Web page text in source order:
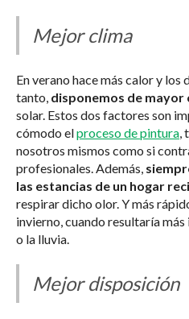
Mejor clima
En verano hace más calor y los
tanto, disponemos de mayor
solar. Estos dos factores son
cómodo elproceso de pintura,
nosotros mismos como si
profesionales. Además,
las estancias de un hogar
respirar dicho olor. Y más
invierno, cuando resultaría
o la lluvia.
Mejor disposición